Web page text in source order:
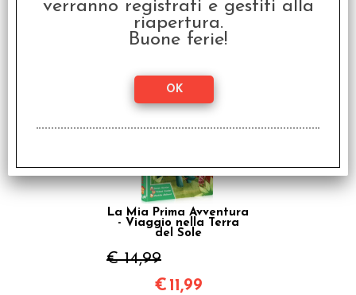
La Mia Prima Avventura
- Missione nello Spazio
La Mia Prima Avventura
- Viaggio nella Terra
del Sole
€ 14,99
€ 11,99
verranno registrati e gestiti alla
riapertura.
Buone ferie!